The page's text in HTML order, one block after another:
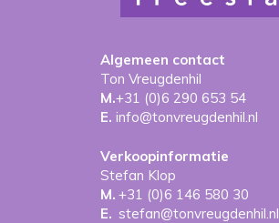
Algemeen contact
Ton Vreugdenhil
M.+31 (0)6 290 653 54
E. info@tonvreugdenhil.nl
Verkoopinformatie
Stefan Klop
M. +31 (0)6 146 580 30
E. stefan@tonvreugdenhil.nl